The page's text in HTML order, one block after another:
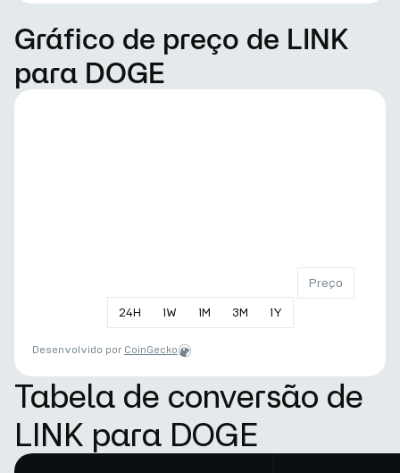
Gráfico de preço de LINK
para DOGE
24H 1W 1M 3M 1Y
Preço
Desenvolvido por CoinGecko
Tabela de conversão de
LINK para DOGE